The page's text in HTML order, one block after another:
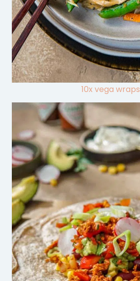
10x vega wraps